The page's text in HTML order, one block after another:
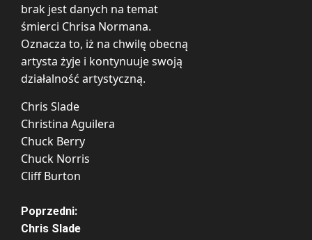
brak jest danych na temat
śmierci Chrisa Normana.
Oznacza to, iż na chwilę obecną
artysta żyje i kontynuuje swoją
działalność artystyczną.
Chris Slade
Christina Aguilera
Chuck Berry
Chuck Norris
Cliff Burton
Z
Poprzedni:
Chris Slade